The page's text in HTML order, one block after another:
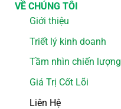
VỀ CHÚNG TÔI
Giới thiệu
Triết lý kinh doanh
Tầm nhìn chiến lượng
Giá Trị Cốt Lõi
Liên Hệ